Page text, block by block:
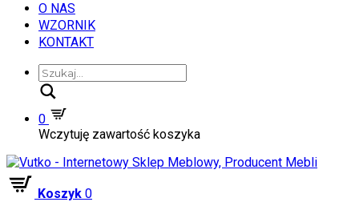
O NAS
WZORNIK
KONTAKT
0
Wczytuję zawartość koszyka
Koszyk 0